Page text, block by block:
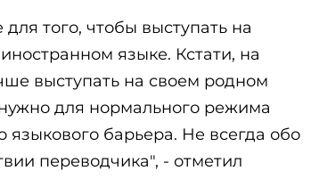
того, чтобы выступать на
языке. Кстати, на
выступать на своем родном
для нормального режима
барьера. Не всегда обо
переводчика", - отметил